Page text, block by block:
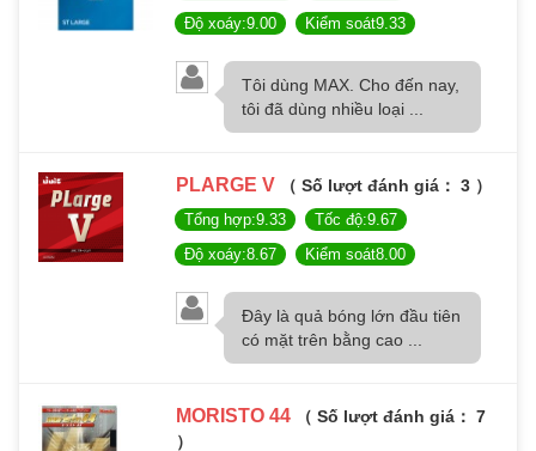
Độ xoáy:9.00
Kiểm soát9.33
Tôi dùng MAX. Cho đến nay,
tôi đã dùng nhiều loại ...
PLARGE V （ Số lượt đánh giá： 3 ）
Tổng hợp:9.33
Tốc độ:9.67
Độ xoáy:8.67
Kiểm soát8.00
Đây là quả bóng lớn đầu tiên
có mặt trên bằng cao ...
MORISTO 44 （ Số lượt đánh giá： 7
）